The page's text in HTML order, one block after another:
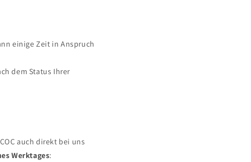
einige Zeit in Anspruch
dem Status Ihrer
auch direkt bei uns
Werktages: